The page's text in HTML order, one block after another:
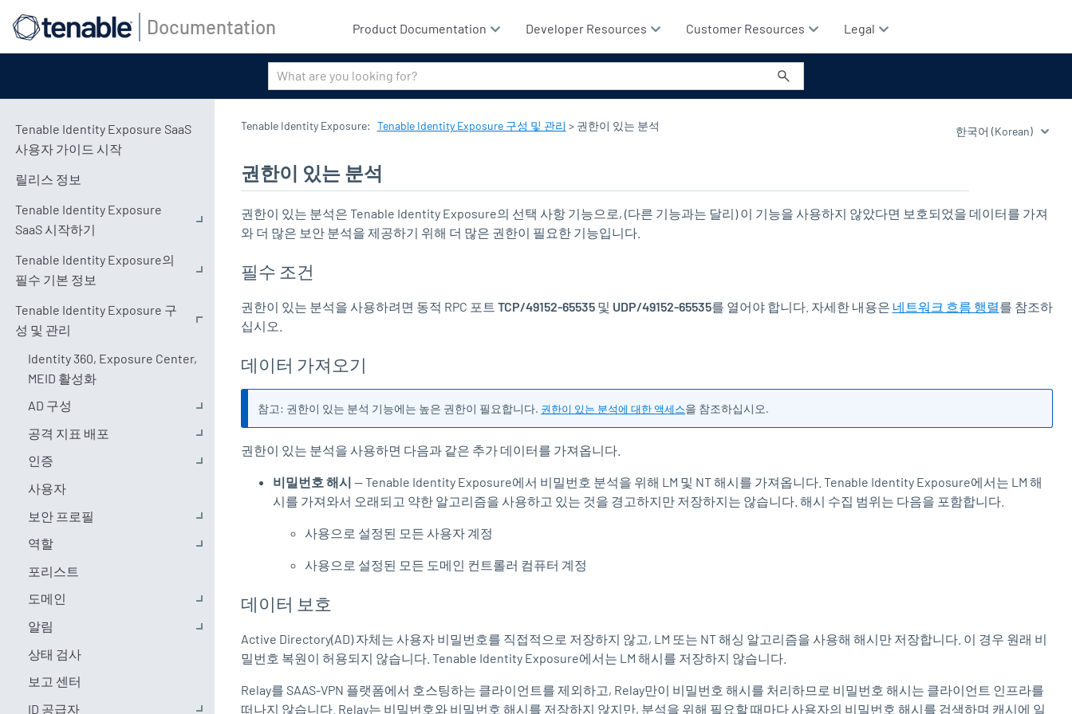
기본 콘텐츠로 건너뛰기
Documentation Product Documentation Developer Resources Customer Resources Legal
Tenable Identity Exposure SaaS
사용자 가이드 시작
릴리스 정보
Tenable Identity Exposure
SaaS 시작하기
Tenable Identity Exposure의
필수 기본 정보
Tenable Identity Exposure 구
성 및 관리
Identity 360, Exposure Center,
MEID 활성화
AD 구성
공격 지표 배포
인증
사용자
보안 프로필
역할
포리스트
도메인
알림
상태 검사
보고 센터
ID 공급자
Tenable Identity Exposure: Tenable Identity Exposure 구성 및 관리 > 권한이 있는 분석
권한이 있는 분석
권한이 있는 분석은 Tenable Identity Exposure의 선택 사항 기능으로, (다른 기능과는 달리) 이 기능을 사용하지 않았다면 보호되었을 데이터를 가져
와 더 많은 보안 분석을 제공하기 위해 더 많은 권한이 필요한 기능입니다.
필수 조건
권한이 있는 분석을 사용하려면 동적 RPC 포트 TCP/49152-65535및 UDP/49152-65535를 열어야 합니다. 자세한 내용은 네트워크 흐름 행렬를 참조하
십시오.
데이터 가져오기
참고: 권한이 있는 분석 기능에는 높은 권한이 필요합니다. 권한이 있는 분석에 대한 액세스을 참조하십시오.
권한이 있는 분석을 사용하면 다음과 같은 추가 데이터를 가져옵니다.
비밀번호 해시 —Tenable Identity Exposure에서 비밀번호 분석을 위해 LM 및 NT 해시를 가져옵니다. Tenable Identity Exposure에서는 LM 해
시를 가져와서 오래되고 약한 알고리즘을 사용하고 있는 것을 경고하지만 저장하지는 않습니다. 해시 수집 범위는 다음을 포함합니다.
사용으로 설정된 모든 사용자 계정
사용으로 설정된 모든 도메인 컨트롤러 컴퓨터 계정
데이터 보호
Active Directory(AD) 자체는 사용자 비밀번호를 직접적으로 저장하지 않고, LM 또는 NT 해싱 알고리즘을 사용해 해시만 저장합니다. 이 경우 원래 비
밀번호 복원이 허용되지 않습니다. Tenable Identity Exposure에서는 LM 해시를 저장하지 않습니다.
Relay를 SAAS-VPN 플랫폼에서 호스팅하는 클라이언트를 제외하고, Relay만이 비밀번호 해시를 처리하므로 비밀번호 해시는 클라이언트 인프라를
떠나지 않습니다. Relay는 비밀번호와 비밀번호 해시를 저장하지 않지만, 분석을 위해 필요할 때마다 사용자의 비밀번호 해시를 검색하며 캐시에 일